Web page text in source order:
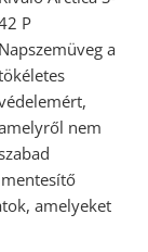
P
Napszemüveg a
nem
amelyeket